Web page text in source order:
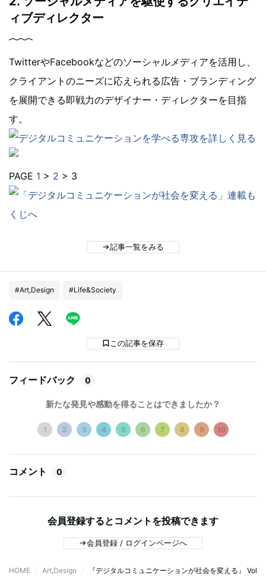
ィブディレクター
TwitterやFacebookなどのソーシャルメディアを活用し、
クライアントのニーズに応えられる広告・ブランディング
を展開できる即戦力のデザイナー・ディレクターを目指
す。
PAGE 1 > 2 > 3
記事一覧をみる
#Art,Design #Life&Society
この記事を保存
フィードバック 0
新たな発見や感動を得ることはできましたか？
1 2 3 4 5 6 7 8 9 10
コメント 0
会員登録するとコメントを投稿できます
会員登録 / ログインページへ
HOME Art,Design 『デジタルコミュニケーションが社会を変える』